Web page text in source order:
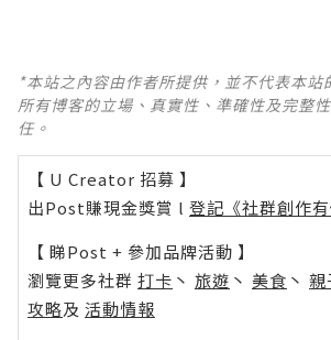
*本站之內容由作者所提供，並不代表本站
所有博客的立場、真實性、準確性及完整
任。
【 U Creator 招募 】
出Post賺現金獎賞 l 登記《社群創作有
【 睇Post + 參加品牌活動 】
瀏覽更多社群 打卡 丶 旅遊 丶 美食 丶 親
攻略及 活動情報